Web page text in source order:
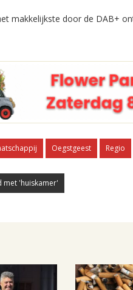
makkelijkste door de DAB+
Oegstgeest Regio
met 'huiskamer'